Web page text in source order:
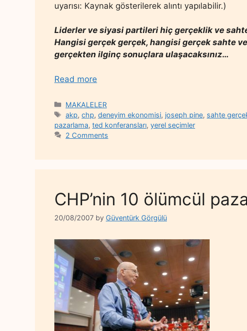
uyarısı: Kaynak gösterilerek alıntı yapılabilir.)
Liderler ve siyasi partileri hiç gerçeklik ve
Hangisi gerçek gerçek, hangisi gerçek sahte
gerçekten ilginç sonuçlara ulaşacaksınız…
Read more
Categories
MAKALELER
Tags
akp,chp,deneyim ekonomisi, joseph pine, sahte
pazarlama, ted konferansları, yerel seçimler
2 Comments
CHP’nin 10 ölümcül
20/08/2007 by Güventürk Görgülü